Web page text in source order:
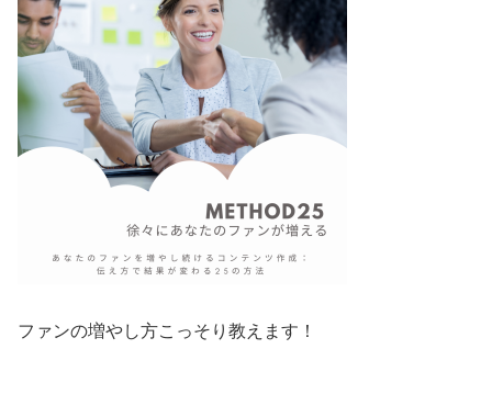
ファンの増やし方こっそり教えます！